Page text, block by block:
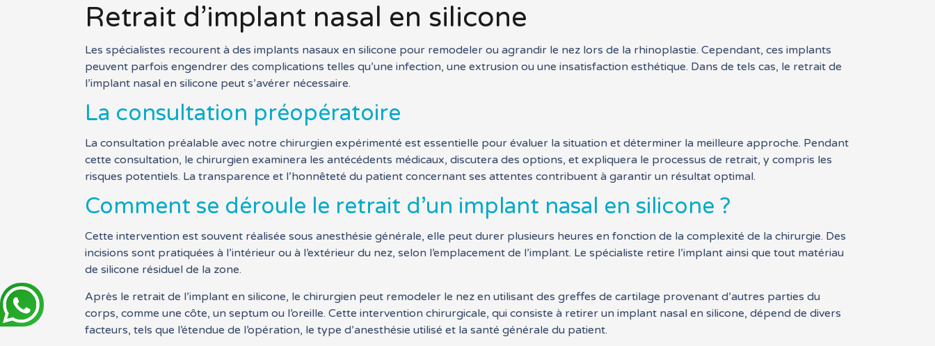
Retrait d’implant nasal en silicone
Les spécialistes recourent à des implants nasaux en silicone pour remodeler ou agrandir le nez lors de la rhinoplastie. Cependant, ces implants
peuvent parfois engendrer des complications telles qu’une infection, une extrusion ou une insatisfaction esthétique. Dans de tels cas, le retrait de
l’implant nasal en silicone peut s’avérer nécessaire.
La consultation préopératoire
La consultation préalable avec notre chirurgien expérimenté est essentielle pour évaluer la situation et déterminer la meilleure approche. Pendant
cette consultation, le chirurgien examinera les antécédents médicaux, discutera des options, et expliquera le processus de retrait, y compris les
risques potentiels. La transparence et l’honnêteté du patient concernant ses attentes contribuent à garantir un résultat optimal.
Comment se déroule le retrait d’un implant nasal en silicone ?
Cette intervention est souvent réalisée sous anesthésie générale, elle peut durer plusieurs heures en fonction de la complexité de la chirurgie. Des
incisions sont pratiquées à l’intérieur ou à l’extérieur du nez, selon l’emplacement de l’implant. Le spécialiste retire l’implant ainsi que tout matériau
de silicone résiduel de la zone.
Après le retrait de l’implant en silicone, le chirurgien peut remodeler le nez en utilisant des greffes de cartilage provenant d’autres parties du
corps, comme une côte, un septum ou l’oreille. Cette intervention chirurgicale, qui consiste à retirer un implant nasal en silicone, dépend de divers
facteurs, tels que l’étendue de l’opération, le type d’anesthésie utilisé et la santé générale du patient.